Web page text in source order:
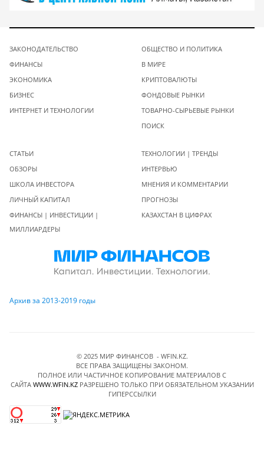
ЗАКОНОДАТЕЛЬСТВО
ФИНАНСЫ
ЭКОНОМИКА
БИЗНЕС
ИНТЕРНЕТ И ТЕХНОЛОГИИ
ОБЩЕСТВО И ПОЛИТИКА
В МИРЕ
КРИПТОВАЛЮТЫ
ФОНДОВЫЕ РЫНКИ
ТОВАРНО-СЫРЬЕВЫЕ РЫНКИ
ПОИСК
СТАТЬИ
ОБЗОРЫ
ШКОЛА ИНВЕСТОРА
ЛИЧНЫЙ КАПИТАЛ
ФИНАНСЫ | ИНВЕСТИЦИИ |
МИЛЛИАРДЕРЫ
ТЕХНОЛОГИИ | ТРЕНДЫ
ИНТЕРВЬЮ
МНЕНИЯ И КОММЕНТАРИИ
ПРОГНОЗЫ
КАЗАХСТАН В ЦИФРАХ
Архив за 2013-2019 годы
© 2025 МИР ФИНАНСОВ - WFIN.KZ.
ВСЕ ПРАВА ЗАЩИЩЕНЫ ЗАКОНОМ.
ПОЛНОЕ ИЛИ ЧАСТИЧНОЕ КОПИРОВАНИЕ МАТЕРИАЛОВ C
САЙТА WWW.WFIN.KZРАЗРЕШЕНО ТОЛЬКО ПРИ ОБЯЗАТЕЛЬНОМ УКАЗАНИИ
ГИПЕРССЫЛКИ